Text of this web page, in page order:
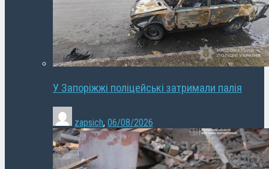
У Запоріжжі поліцейські затримали палія
zapsich, 06/08/2026